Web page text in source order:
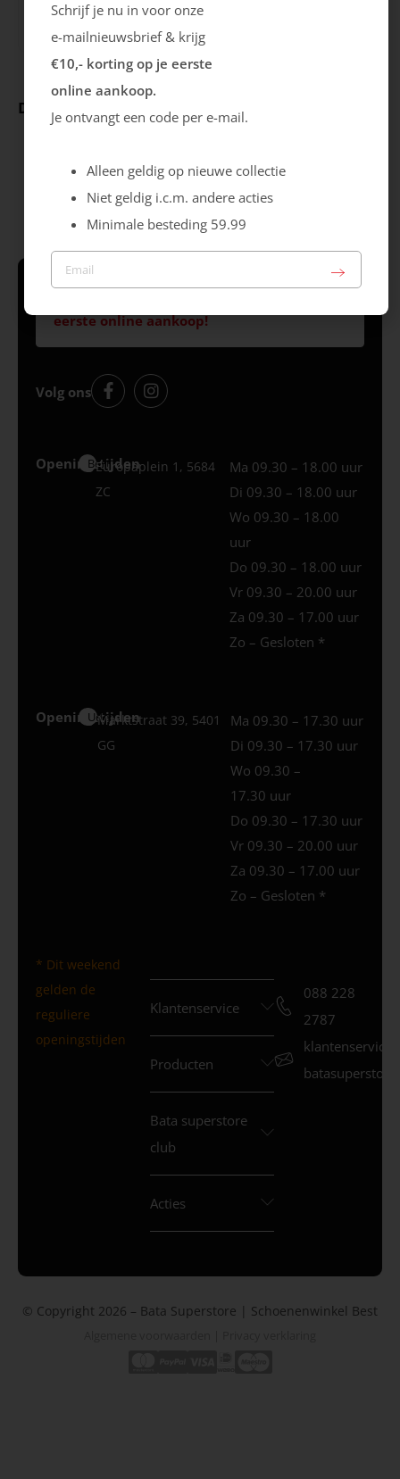
Nee
Deze producten ga je leuk vinden
eerste online aankoop!
Volg ons
Openingstijden
Best
Europaplein 1, 5684
ZC
Ma 09.30 – 18.00 uur
Di 09.30 – 18.00 uur
Wo 09.30 – 18.00
uur
Do 09.30 – 18.00 uur
Vr 09.30 – 20.00 uur
Za 09.30 – 17.00 uur
Zo – Gesloten *
Openingstijden
Uden
Marktstraat 39, 5401
GG
Ma 09.30 – 17.30 uur
Di 09.30 – 17.30 uur
Wo 09.30 –
17.30 uur
Do 09.30 – 17.30 uur
Vr 09.30 – 20.00 uur
Za 09.30 – 17.00 uur
Zo – Gesloten *
* Dit weekend
gelden de
reguliere
openingstijden
Klantenservice
Producten
Bata superstore
club
Acties
088 228
2787
© Copyright 2026 – Bata Superstore | Schoenenwinkel Best
Schrijf je nu in voor onze
e-mailnieuwsbrief & krijg
€10,- korting op je eerste
online aankoop.
Je ontvangt een code per e-mail.
Alleen geldig op nieuwe collectie
Niet geldig i.c.m. andere acties
Minimale besteding 59.99